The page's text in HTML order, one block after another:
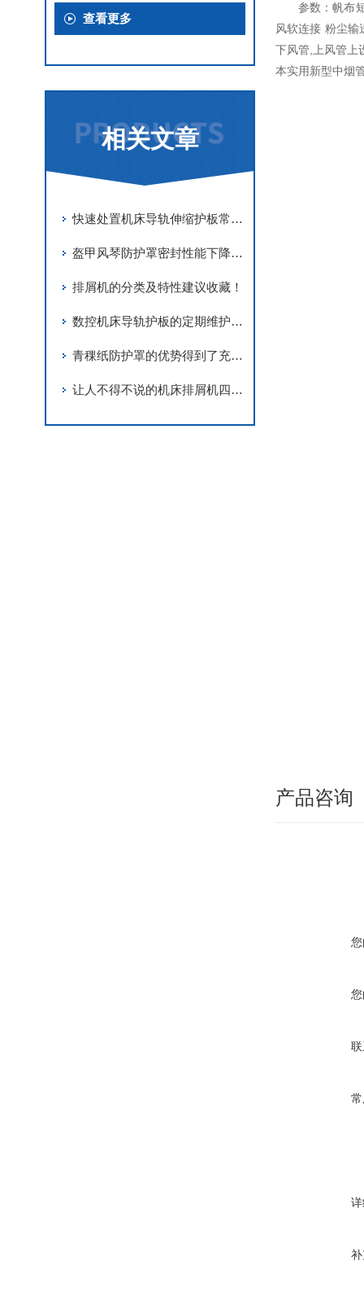
查看更多
相关文章
快速处置机床导轨伸缩护板常见故障是保障机床稳定运行的关键
盔甲风琴防护罩密封性能下降的主要原因有哪些？
排屑机的分类及特性建议收藏！
数控机床导轨护板的定期维护保养方法分享
青稞纸防护罩的优势得到了充分的发挥
让人不得不说的机床排屑机四大作用
参数：帆布
风软连接 粉尘
下风管,上风管上
本实用新型中烟
产品咨询